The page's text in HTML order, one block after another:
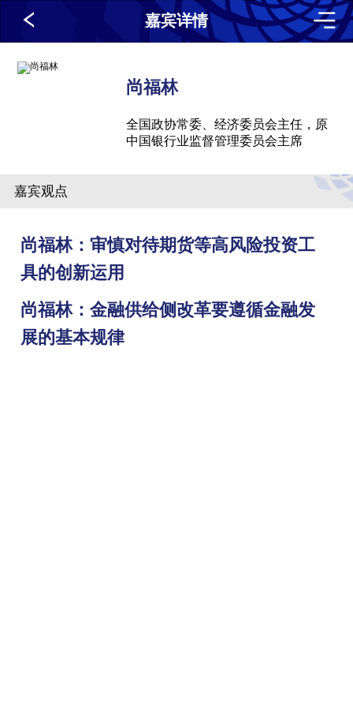
嘉宾详情
尚福林
全国政协常委、经济委员会主任，原
中国银行业监督管理委员会主席
嘉宾观点
尚福林：审慎对待期货等高风险投资工
具的创新运用
尚福林：金融供给侧改革要遵循金融发
展的基本规律